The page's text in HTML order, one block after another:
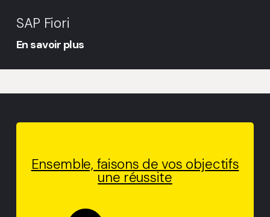
Fiori
SAP Fiori
En savoir plus
Ensemble, faisons de vos objectifs
une réussite